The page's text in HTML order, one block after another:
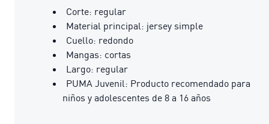
Corte: regular
Material principal: jersey simple
Cuello: redondo
Mangas: cortas
Largo: regular
PUMA Juvenil: Producto recomendado para
niños y adolescentes de 8 a 16 años